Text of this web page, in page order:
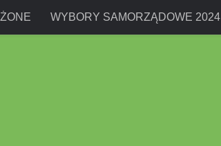
WYBORY SAMORZĄDOWE 2024